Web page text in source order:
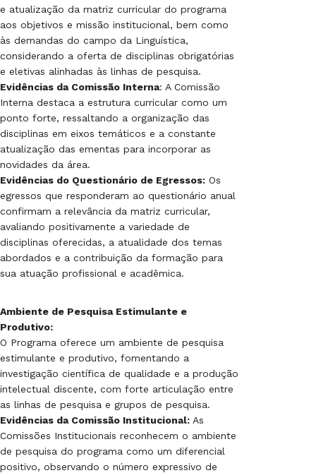
e atualização da matriz curricular do programa
aos objetivos e missão institucional, bem como
às demandas do campo da Linguística,
considerando a oferta de disciplinas obrigatórias
e eletivas alinhadas às linhas de pesquisa.
Evidências da Comissão Interna: A Comissão
Interna destaca a estrutura curricular como um
ponto forte, ressaltando a organização das
disciplinas em eixos temáticos e a constante
atualização das ementas para incorporar as
novidades da área.
Evidências do Questionário de Egressos: Os
egressos que responderam ao questionário anual
confirmam a relevância da matriz curricular,
avaliando positivamente a variedade de
disciplinas oferecidas, a atualidade dos temas
abordados e a contribuição da formação para
sua atuação profissional e acadêmica.
Ambiente de Pesquisa Estimulante e
Produtivo:
O Programa oferece um ambiente de pesquisa
estimulante e produtivo, fomentando a
investigação científica de qualidade e a produção
intelectual discente, com forte articulação entre
as linhas de pesquisa e grupos de pesquisa.
Evidências da Comissão Institucional: As
Comissões Institucionais reconhecem o ambiente
de pesquisa do programa como um diferencial
positivo, observando o número expressivo de